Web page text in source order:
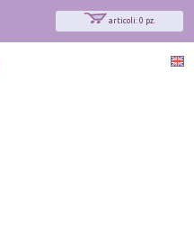
articoli: 0 pz.